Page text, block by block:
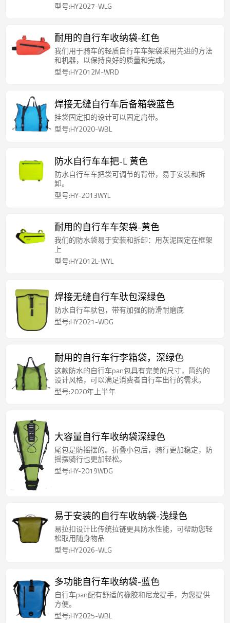
型号:HY2027-WLG
耐用的自行车收纳袋-红色
我们用于骑车的轻质自行车车架袋采用先进的方法
和机器，以保持良好的质量和完成。
型号:HY2012M-WRD
焊接无缝自行车后备箱袋蓝色
挂袋固定扣的设计可以固定肩带。
型号:HY2020-WBL
防水自行车车把-L 黄色
防水自行车车把袋可调节的背带，易于安装和拆
卸。
型号:HY-2013WYL
耐用的自行车车架袋-黄色
我们的防水袋易于安装和拆卸：用灰泥固定在框架
上
型号:HY2012L-WYL
焊接无缝自行车驮包深绿色
防水自行车驮包，带有加强的防滑耐磨底
型号:HY2021-WDG
耐用的自行车行李箱袋，深绿色
这款防水的自行车pan包具有完美的尺寸，简约的
设计风格，可以满足消费者自行车出行的需求。
型号:2020年上半年
大容量自行车收纳袋深绿色
尾包是防摇摆的。折叠小包后，骑行更加稳定，防
摇摆骑行也更加轻松。
型号:HY-2019WDG
易于安装的自行车收纳袋-浅绿色
易拉扣设计比传统拉链更具防水性能，可帮助您轻
松取用随身物品
型号:HY2026-WLG
多功能自行车收纳袋-蓝色
自行车pan配有舒适的橡胶和尼龙提手，为您提供
方便。
型号:HY2025-WBL